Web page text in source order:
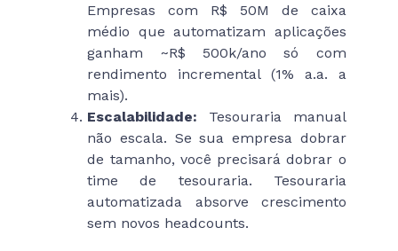
Empresas com R$ 50M de caixa
médio que automatizam aplicações
ganham ~R$ 500k/ano só com
rendimento incremental (1% a.a. a
mais).
Escalabilidade: Tesouraria manual
não escala. Se sua empresa dobrar
de tamanho, você precisará dobrar o
time de tesouraria. Tesouraria
automatizada absorve crescimento
sem novos headcounts.